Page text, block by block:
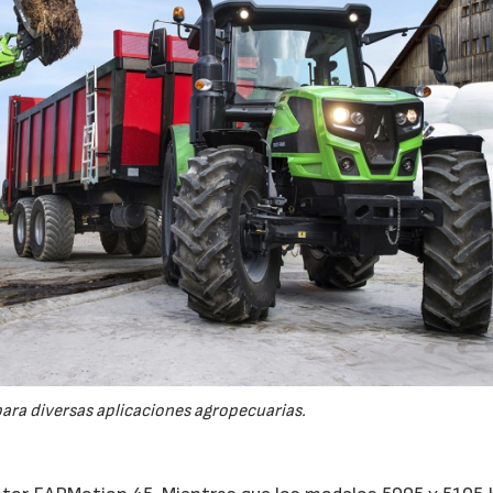
diversas aplicaciones agropecuarias.